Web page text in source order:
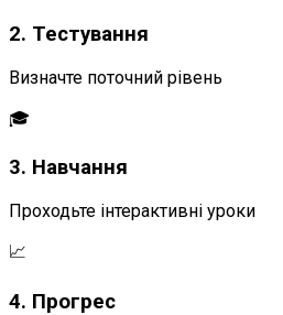
2. Тестування
Визначте поточний рівень
🎓
3. Навчання
Проходьте інтерактивні уроки
📈
4. Прогрес